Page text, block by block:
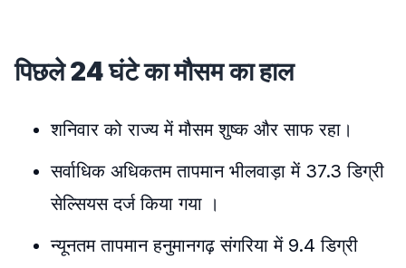
पिछले 24 घंटे का मौसम का हाल
शनिवार को राज्य में मौसम शुष्क और साफ रहा।
सर्वाधिक अधिकतम तापमान भीलवाड़ा में 37.3 डिग्री
सेल्सियस दर्ज किया गया ।
न्यूनतम तापमान हनुमानगढ़ संगरिया में 9.4 डिग्री